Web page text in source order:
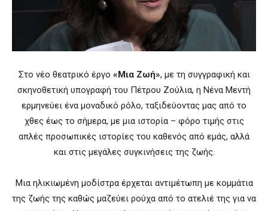
Στο νέο θεατρικό έργο «Μια Ζωή», με τη συγγραφική και
σκηνοθετική υπογραφή του Πέτρου Ζούλια, η Νένα Μεντή
ερμηνεύει ένα μοναδικό ρόλο, ταξιδεύοντας μας από το
χθες έως το σήμερα, με μια ιστορία – φόρο τιμής στις
απλές προσωπικές ιστορίες του καθενός από εμάς, αλλά
και στις μεγάλες συγκινήσεις της ζωής.
Μια ηλικιωμένη μοδίστρα έρχεται αντιμέτωπη με κομμάτια
της ζωής της καθώς μαζεύει ρούχα από το ατελιέ της για να